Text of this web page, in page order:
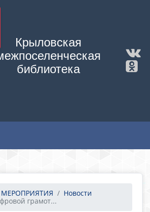
Крыловская
библиотека
МЕРОПРИЯТИЯ
Новости
грамот...